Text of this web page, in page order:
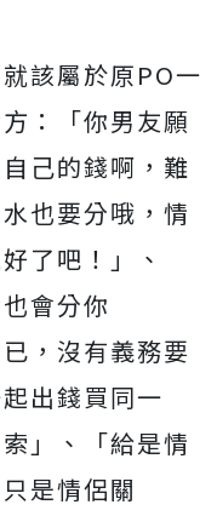
該屬於原PO一
：「你男友願
己的錢啊，難
也要分哦， 情
了吧！」
、
會分你
，沒有義務要
出錢買同一
」、「給是情
是情侶關